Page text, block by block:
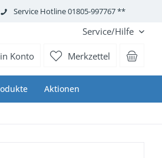
Service Hotline 01805-997767 **
Service/Hilfe
Merkzettel
Konto
Aktionen